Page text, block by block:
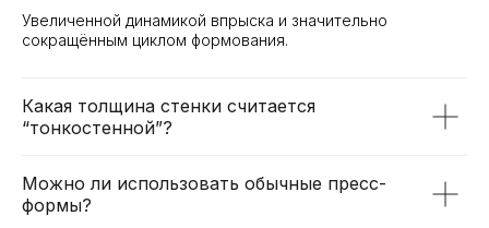
Увеличенной динамикой впрыска и значительно
сокращённым циклом формования.
Какая толщина стенки считается
“тонкостенной”?
Можно ли использовать обычные пресс-
формы?